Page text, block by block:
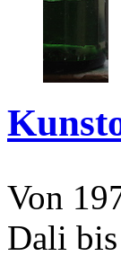
Von
Dali bis